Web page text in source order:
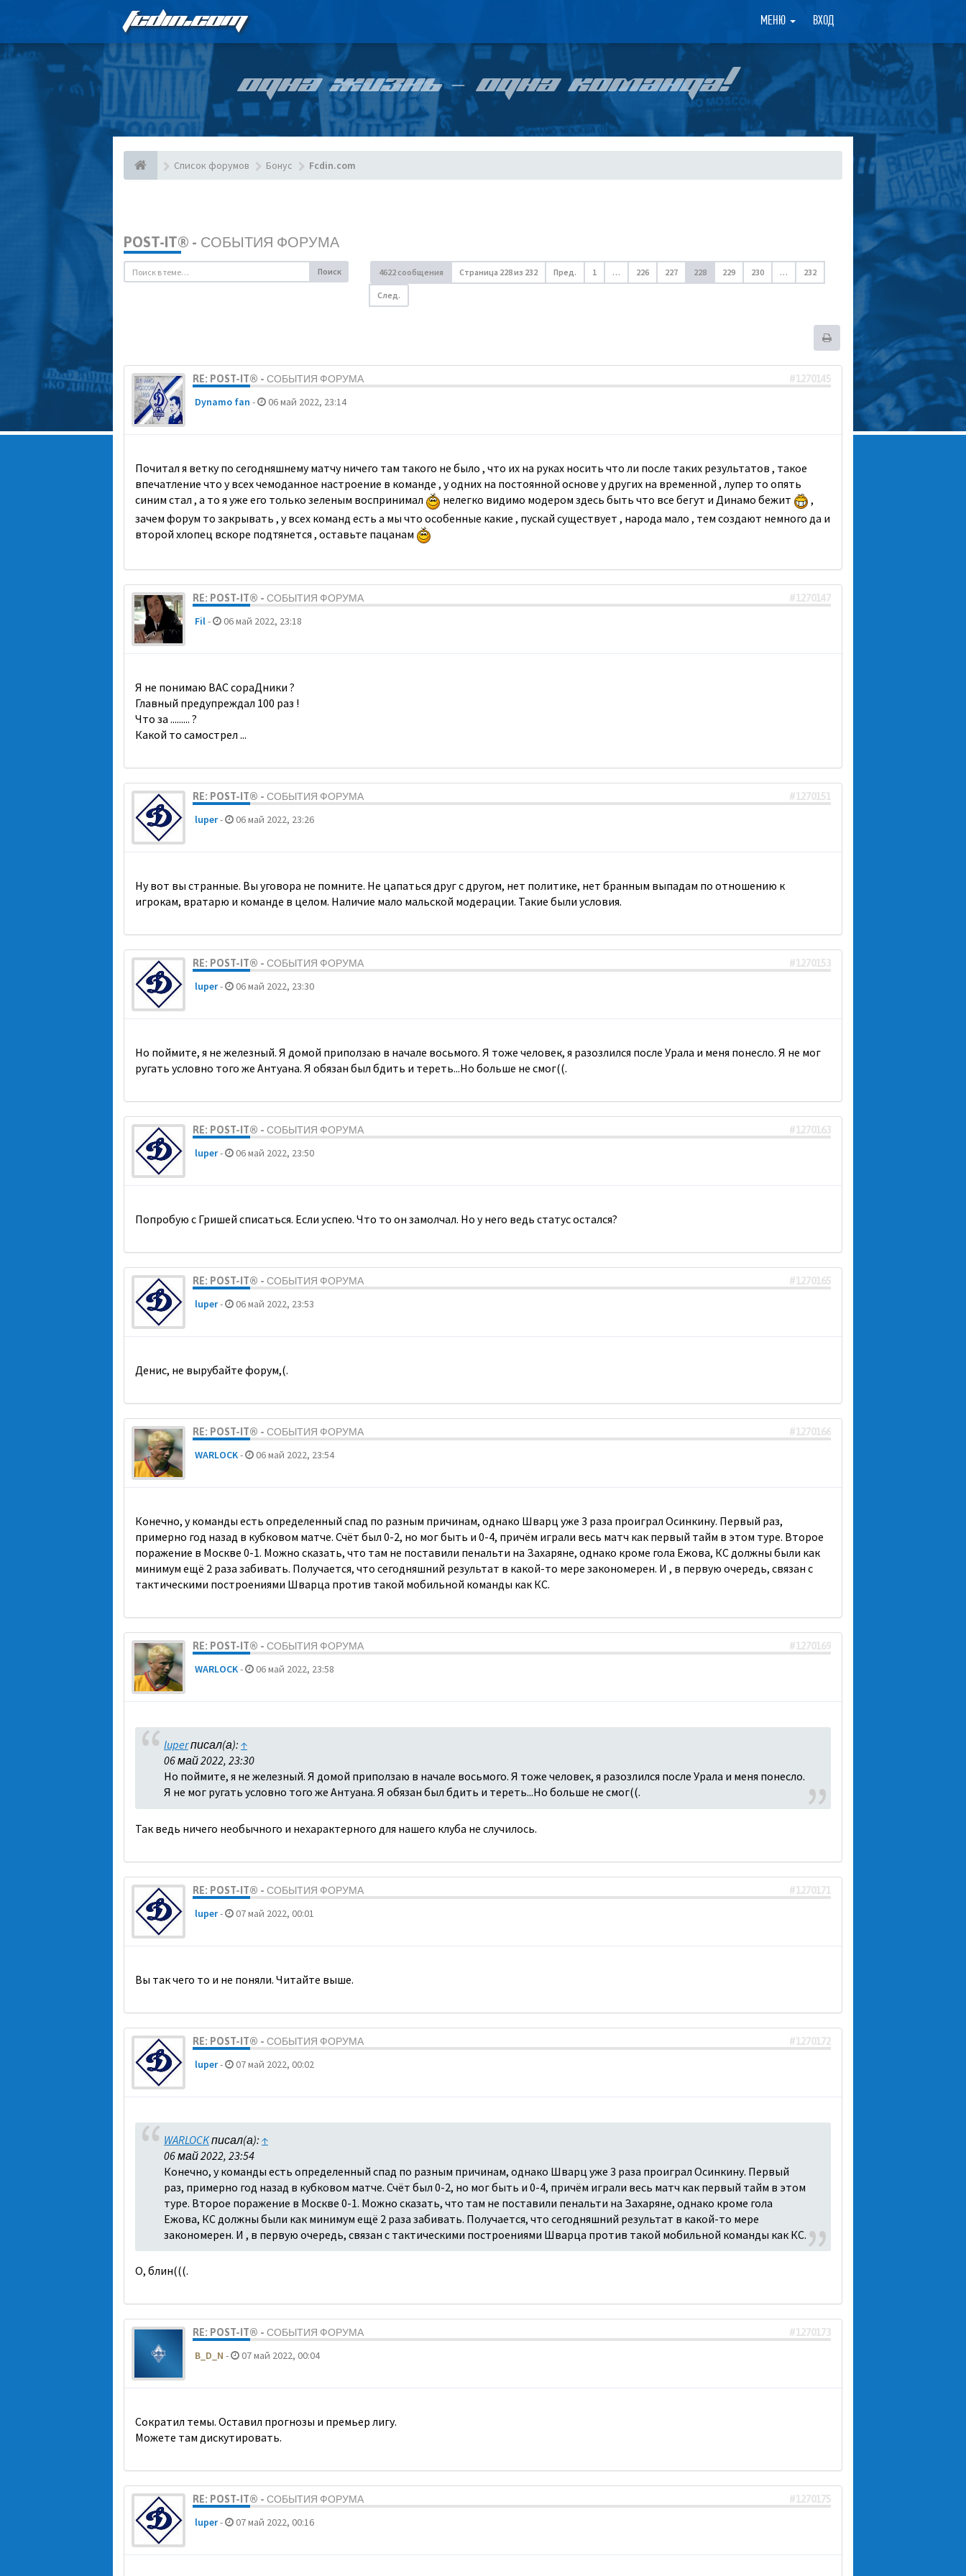
FCDIN.COM МЕНЮ ВХОД ×
ОДНА ЖИЗНЬ – ОДНА КОМАНДА!
Список форумов Бонус Fcdin.com
POST-IT® - СОБЫТИЯ ФОРУМА
Поиск 4622 сообщения Страница 228из 232 Пред. 1 … 226 227 228 229 230 … 232
След.
RE: POST-IT® - СОБЫТИЯ ФОРУМА #1270145
Dynamo fan - 06 май 2022, 23:14
Почитал я ветку по сегодняшнему матчу ничего там такого не было , что их на руках носить что ли после таких результатов , такое
впечатление что у всех чемоданное настроение в команде , у одних на постоянной основе у других на временной , лупер то опять
синим стал , а то я уже его только зеленым воспринимал
нелегко видимо модером здесь быть что все бегут и Динамо бежит
,
зачем форум то закрывать , у всех команд есть а мы что особенные какие , пускай существует , народа мало , тем создают немного да и
второй хлопец вскоре подтянется , оставьте пацанам
RE: POST-IT® - СОБЫТИЯ ФОРУМА #1270147
Fil- 06 май 2022, 23:18
Я не понимаю ВАС сораДники ?
Главный предупреждал 100 раз !
Что за ......... ?
Какой то самострел ...
RE: POST-IT® - СОБЫТИЯ ФОРУМА #1270151
luper- 06 май 2022, 23:26
Ну вот вы странные. Вы уговора не помните. Не цапаться друг с другом, нет политике, нет бранным выпадам по отношению к
игрокам, вратарю и команде в целом. Наличие мало мальской модерации. Такие были условия.
RE: POST-IT® - СОБЫТИЯ ФОРУМА #1270153
luper- 06 май 2022, 23:30
Но поймите, я не железный. Я домой приползаю в начале восьмого. Я тоже человек, я разозлился после Урала и меня понесло. Я не мог
ругать условно того же Антуана. Я обязан был бдить и тереть...Но больше не смог((.
RE: POST-IT® - СОБЫТИЯ ФОРУМА #1270163
luper- 06 май 2022, 23:50
Попробую с Гришей списаться. Если успею. Что то он замолчал. Но у него ведь статус остался?
RE: POST-IT® - СОБЫТИЯ ФОРУМА #1270165
luper- 06 май 2022, 23:53
Денис, не вырубайте форум,(.
RE: POST-IT® - СОБЫТИЯ ФОРУМА #1270166
WARLOCK- 06 май 2022, 23:54
Конечно, у команды есть определенный спад по разным причинам, однако Шварц уже 3 раза проиграл Осинкину. Первый раз,
примерно год назад в кубковом матче. Счёт был 0-2, но мог быть и 0-4, причём играли весь матч как первый тайм в этом туре. Второе
поражение в Москве 0-1. Можно сказать, что там не поставили пенальти на Захаряне, однако кроме гола Ежова, КС должны были как
минимум ещё 2 раза забивать. Получается, что сегодняшний результат в какой-то мере закономерен. И , в первую очередь, связан с
тактическими построениями Шварца против такой мобильной команды как КС.
RE: POST-IT® - СОБЫТИЯ ФОРУМА #1270169
WARLOCK- 06 май 2022, 23:58
luperписал(а): ↑
06 май 2022, 23:30
Но поймите, я не железный. Я домой приползаю в начале восьмого. Я тоже человек, я разозлился после Урала и меня понесло.
Я не мог ругать условно того же Антуана. Я обязан был бдить и тереть...Но больше не смог((.
Так ведь ничего необычного и нехарактерного для нашего клуба не случилось.
RE: POST-IT® - СОБЫТИЯ ФОРУМА #1270171
luper- 07 май 2022, 00:01
Вы так чего то и не поняли. Читайте выше.
RE: POST-IT® - СОБЫТИЯ ФОРУМА #1270172
luper- 07 май 2022, 00:02
WARLOCKписал(а): ↑
06 май 2022, 23:54
Конечно, у команды есть определенный спад по разным причинам, однако Шварц уже 3 раза проиграл Осинкину. Первый
раз, примерно год назад в кубковом матче. Счёт был 0-2, но мог быть и 0-4, причём играли весь матч как первый тайм в этом
туре. Второе поражение в Москве 0-1. Можно сказать, что там не поставили пенальти на Захаряне, однако кроме гола
Ежова, КС должны были как минимум ещё 2 раза забивать. Получается, что сегодняшний результат в какой-то мере
закономерен. И , в первую очередь, связан с тактическими построениями Шварца против такой мобильной команды как КС.
О, блин(((.
RE: POST-IT® - СОБЫТИЯ ФОРУМА #1270173
B_D_N - 07 май 2022, 00:04
Сократил темы. Оставил прогнозы и премьер лигу.
Можете там дискутировать.
RE: POST-IT® - СОБЫТИЯ ФОРУМА #1270175
luper- 07 май 2022, 00:16